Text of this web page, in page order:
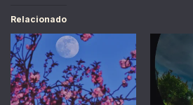
Relacionado